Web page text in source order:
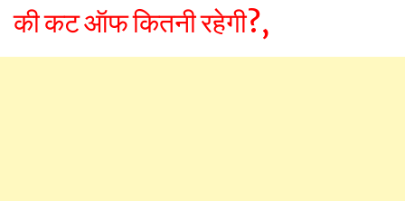
की कट ऑफ कितनी रहेगी?,